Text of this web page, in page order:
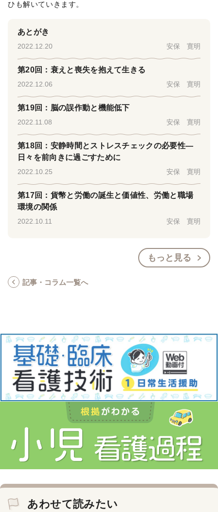
ひも解いていきます。
あとがき
2022.12.20 安保 寛明
第20回：衰えと喪失を抱えて生きる
2022.12.06 安保 寛明
第19回：脳の誤作動と機能低下
2022.11.08 安保 寛明
第18回：安静時間とストレスチェックの必要性―
日々を前向きに過ごすために
2022.10.25 安保 寛明
第17回：貨幣と労働の誕生と価値性、労働と職場
環境の関係
2022.10.11 安保 寛明
もっと見る
記事・コラム一覧へ
あわせて読みたい